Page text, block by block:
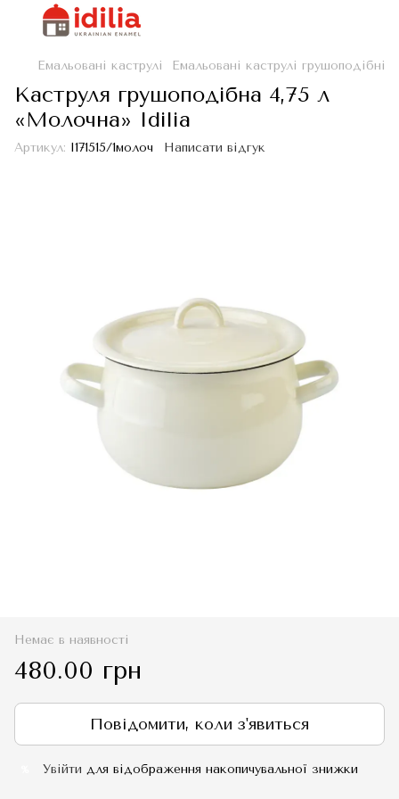
Емальовані каструлі Емальовані каструлі грушоподібні
Каструля грушоподібна 4,75 л
«Молочна» Idilia
Артикул: I171515/1молоч Написати відгук
Немає в наявності
480.00 грн
Повідомити, коли з'явиться
Увійти для відображення накопичувальної знижки